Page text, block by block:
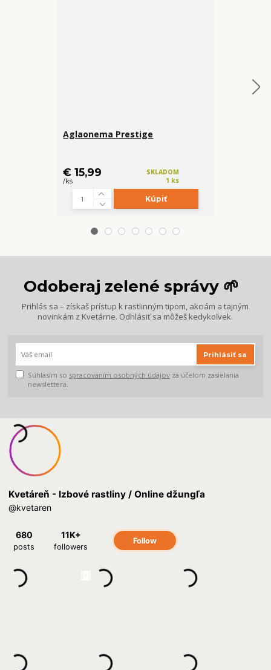
Aglaonema Prestige
€ 15,99
/ks
SKLADOM
1 ks
Kúpiť
Odoberaj zelené správy 🌱
Prihlás sa – získaš prístup k rastlinným tipom, akciám a tajným
novinkám z Kvetárne. Odhlásiť sa môžeš kedykoľvek.
Prihlásiť sa
Súhlasím so spracovaním osobných údajov za účelom zasielania
newslettera.